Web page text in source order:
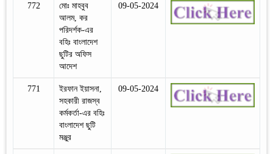
772
মোঃ মাহবুব
আলম, কর
পরিদর্শক-এর
বহিঃ বাংলাদেশ
ছুটির অফিস
আদেশ
09-05-2024
771
ইরফান ইয়াসনা,
সহকারী রাজস্ব
কর্মকর্তা-এর বহিঃ
বাংলাদেশ ছুটি
মঞ্জুর
09-05-2024